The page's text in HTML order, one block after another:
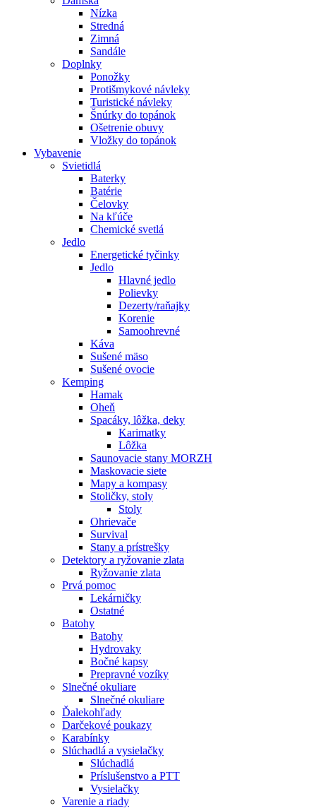
Nízka
Stredná
Zimná
Sandále
Doplnky
Ponožky
Protišmykové návleky
Turistické návleky
Šnúrky do topánok
Ošetrenie obuvy
Vložky do topánok
Vybavenie
Svietidlá
Baterky
Batérie
Čelovky
Na kľúče
Chemické svetlá
Jedlo
Energetické tyčinky
Jedlo
Hlavné jedlo
Polievky
Dezerty/raňajky
Korenie
Samoohrevné
Káva
Sušené mäso
Sušené ovocie
Kemping
Hamak
Oheň
Spacáky, lôžka, deky
Karimatky
Lôžka
Saunovacie stany MORZH
Maskovacie siete
Mapy a kompasy
Stoličky, stoly
Stoly
Ohrievače
Survival
Stany a prístrešky
Detektory a ryžovanie zlata
Ryžovanie zlata
Prvá pomoc
Lekárničky
Ostatné
Batohy
Batohy
Hydrovaky
Bočné kapsy
Prepravné vozíky
Slnečné okuliare
Slnečné okuliare
Ďalekohľady
Darčekové poukazy
Karabínky
Slúchadlá a vysielačky
Slúchadlá
Príslušenstvo a PTT
Vysielačky
Varenie a riady